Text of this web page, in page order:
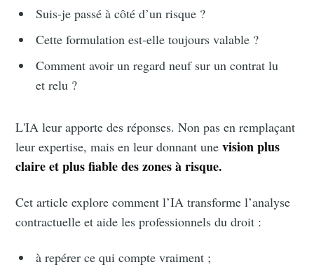
Suis-je passé à côté d’un risque ?
Cette formulation est-elle toujours valable ?
Comment avoir un regard neuf sur un contrat lu
et relu ?
L'IA leur apporte des réponses. Non pas en remplaçant
leur expertise, mais en leur donnant une vision plus
claire et plus fiable des zones à risque.
Cet article explore comment l’IA transforme l’analyse
contractuelle et aide les professionnels du droit :
à repérer ce qui compte vraiment ;